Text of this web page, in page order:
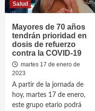
Salud
Mayores de 70 años
tendrán prioridad en
dosis de refuerzo
contra la COVID-19
martes 17 de enero de
2023
A partir de la jornada de
hoy, martes 17 de enero,
este grupo etario podrá